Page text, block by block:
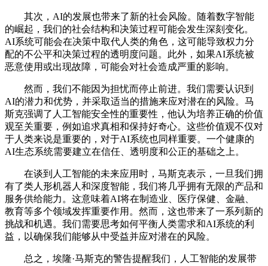
其次，AI的发展也带来了新的社会风险。随着数字智能
的崛起，我们的社会结构和决策过程可能会发生深刻变化。
AI系统可能会在决策中取代人类的角色，这可能导致权力分
配的不公平和决策过程的透明度问题。此外，如果AI系统被
恶意使用或出现故障，可能会对社会造成严重的影响。
然而，我们不能因为担忧而停止前进。我们需要认识到
AI的潜力和优势，并采取适当的措施来应对潜在的风险。马
斯克强调了人工智能安全性的重要性，他认为培养正确的价值
观至关重要，例如追求真相和保持好奇心。这些价值观不仅对
于人类来说是重要的，对于AI系统也同样重要。一个健康的
AI生态系统需要建立在信任、透明度和公正的基础之上。
在谈到人工智能的未来应用时，马斯克表示，一旦我们拥
有了类人形机器人和深度智能，我们将几乎拥有无限的产品和
服务供给能力。这意味着AI将在制造业、医疗保健、金融、
教育等多个领域发挥重要作用。然而，这也带来了一系列新的
挑战和机遇。我们需要思考如何平衡人类需求和AI系统的利
益，以确保我们能够从中受益并应对潜在的风险。
总之，埃隆·马斯克的警告提醒我们，人工智能的发展带